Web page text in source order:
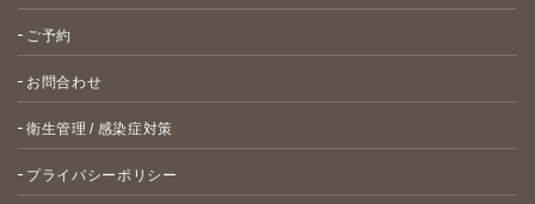
ご予約
お問合わせ
衛生管理 / 感染症対策
プライバシーポリシー